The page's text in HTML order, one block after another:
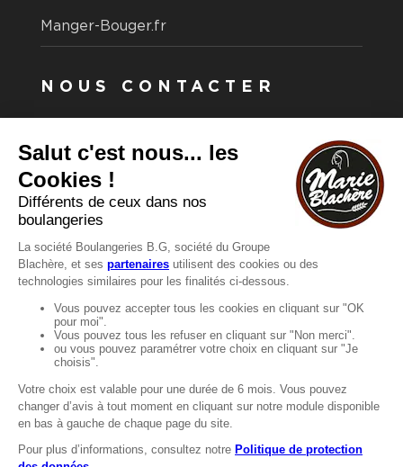
Manger-Bouger.fr
NOUS CONTACTER
Vous souhaitez nous contacter ?
Consultez notre FAQ.
FAQ
Recrutement
MENTIONS
Mentions légales
Protection des données
LignÉthique